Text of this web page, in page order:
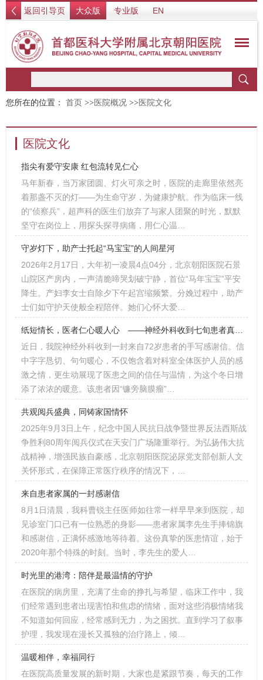
返回引导页 大众版 专业版 EN
您所在的位置： 首页 >> 医院概况 >> 医院文化
医院文化
指尖有爱守安康 红包流转见仁心
马年新春，当万家团圆、灯火可亲之时，医院的走廊里依然亮
着那盏不灭的灯——为生命守岁，为健康护航。作为临床一线
的“侦察兵”，超声科的医生们放弃了与家人团聚的时光，默默
坚守在岗位上，用探头探寻病痛，用仁心温…
守岁灯下，助产士托起“马宝宝”的人间星河
2026年2月17日，大年初一凌晨4点04分，北京朝阳医院石景
山院区产房内，一声清脆啼哭划破宁静，首位“马年宝宝”平安
降生。产妇李女士自除夕下午起宫缩频繁。分娩过程中，助产
士们如守护天使般全程陪伴。她们心怀大爱…
近日，我院神经外科收到一封来自72岁患者的手写感谢信。信
中字字恳切、句句暖心，不仅饱含着对科室全体医护人员的感
激之情，更生动展现了医患之间的信任与温情，为这个冬日增
添了浓浓的暖意。该患者因“镰旁脑膜瘤”…
共观阅兵盛典，同铸家国情怀
2025年9月3日上午，纪念中国人民抗日战争暨世界反法西斯战
争胜利80周年阅兵仪式在天安门广场隆重举行。为弘扬伟大抗
战精神，增强民族自豪感，北京朝阳医院泌尿党支部创新人文
关怀形式，在保障正常医疗秩序的情况下，…
来自患者家属的一封感谢信
8月1日清晨，我科曹锐主任医师如往常一样早早来到医院，却
见诊室门口已有一位熟悉的身影——患者家属李先生手捧锦旗
和感谢信，正满怀感激地等待着。这份真挚的医患情谊，始于
2020年那个特殊的时刻。当时，李先生的爱人…
时光里的港湾：陪伴是最温情的守护
在医院的病房里，充满了生命的挣扎与希望，临床工作中，我
们经常遇到患者出现害怕和焦虑的情绪，面对这些消极情绪我
不知道如何回应，经常感到无力，为之困扰。直到学习了叙事
护理，我发现在漫长又孤独的治疗路上，倾…
温暖相伴，幸福同行
在医院高质量发展的新时期，大家也是紧跟节奏，每天的工作